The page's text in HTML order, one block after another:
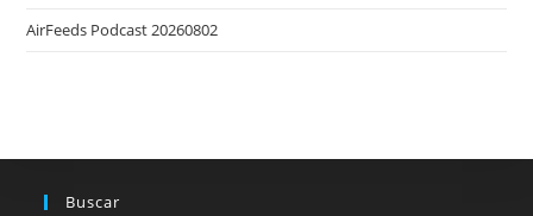
AirFeeds Podcast 20260802
Buscar